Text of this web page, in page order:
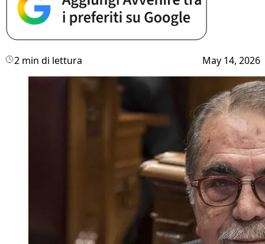
2 min di lettura May 14, 2026